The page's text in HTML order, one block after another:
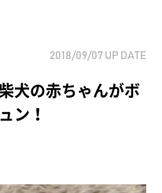
2018/09/07 UP DATE
の赤ちゃんがボ
ン！